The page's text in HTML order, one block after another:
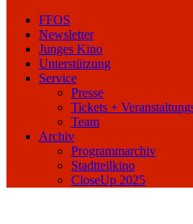
FFOS
Newsletter
Junges Kino
Unterstützung
Service
Presse
Tickets +
Team
Archiv
Programmarchiv
Stadtteilkino
CloseUp 2025